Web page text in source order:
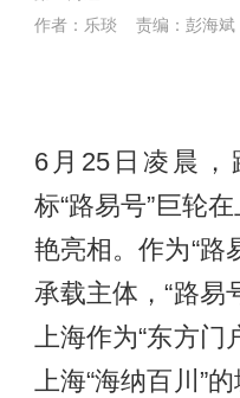
作者：乐琰 责编：彭海斌
6月25日凌晨
标“路易号”巨轮
艳亮相。作为“路
承载主体，“路易
上海作为“东方门
上海“海纳百川”